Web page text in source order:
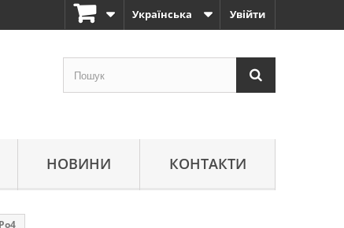
Увійти
Українська
НОВИНИ КОНТАКТИ